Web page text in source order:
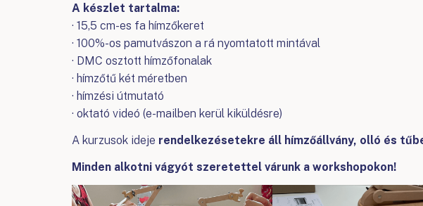
A készlet tartalma:
· 15,5 cm-es fa hímzőkeret
· 100%-os pamutvászon a rá nyomtatott mintával
· DMC osztott hímzőfonalak
· hímzőtű két méretben
· hímzési útmutató
· oktató videó (e-mailben kerül kiküldésre)
A kurzusok ideje rendelkezésetekre áll hímzőállvány, olló és
Minden alkotni vágyót szeretettel várunk a workshopokon!